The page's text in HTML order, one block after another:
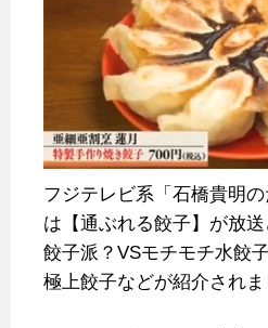
フジテレビ系「石橋貴明
は【通ぶれる餃子】が放送
餃子派？VSモチモチ水餃
極上餃子などが紹介されま